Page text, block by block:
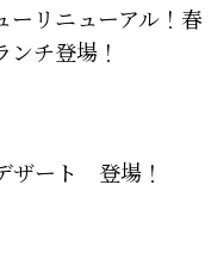
ーリニューアル！春
チ登場！
ザート 登場！